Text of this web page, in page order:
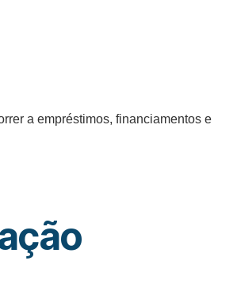
a empréstimos, financiamentos e